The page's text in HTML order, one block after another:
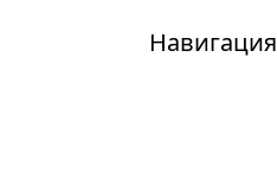
Навигация